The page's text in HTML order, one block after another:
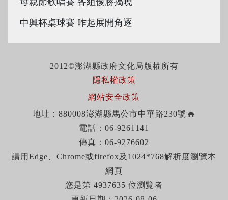
中興杯桌球賽 昨起展開角逐
2012©澎湖縣政府文化局版權所有
隱私權政策
網站安全政策
地址：880008澎湖縣馬公市中華路230號
電話：06-9261141
傳真：06-9276602
請用Edge、Chrome或firefox及1024*768解析度瀏覽本
網頁
您是第 4937635 位瀏覽者